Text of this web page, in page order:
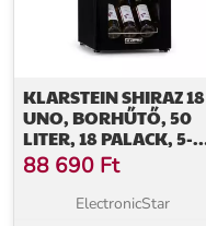
KLARSTEIN SHIRAZ 18
UNO, BORHŰTŐ, 50
LITER, 18 PALACK, 5-
18°C,
ÉRINTŐKÉPERNYŐS
VEZÉRLŐPANEL
88 690 Ft
ElectronicStar